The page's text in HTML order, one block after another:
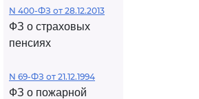
N 400-ФЗ от 28.12.2013
ФЗ о страховых
пенсиях
N 69-ФЗ от 21.12.1994
ФЗ о пожарной